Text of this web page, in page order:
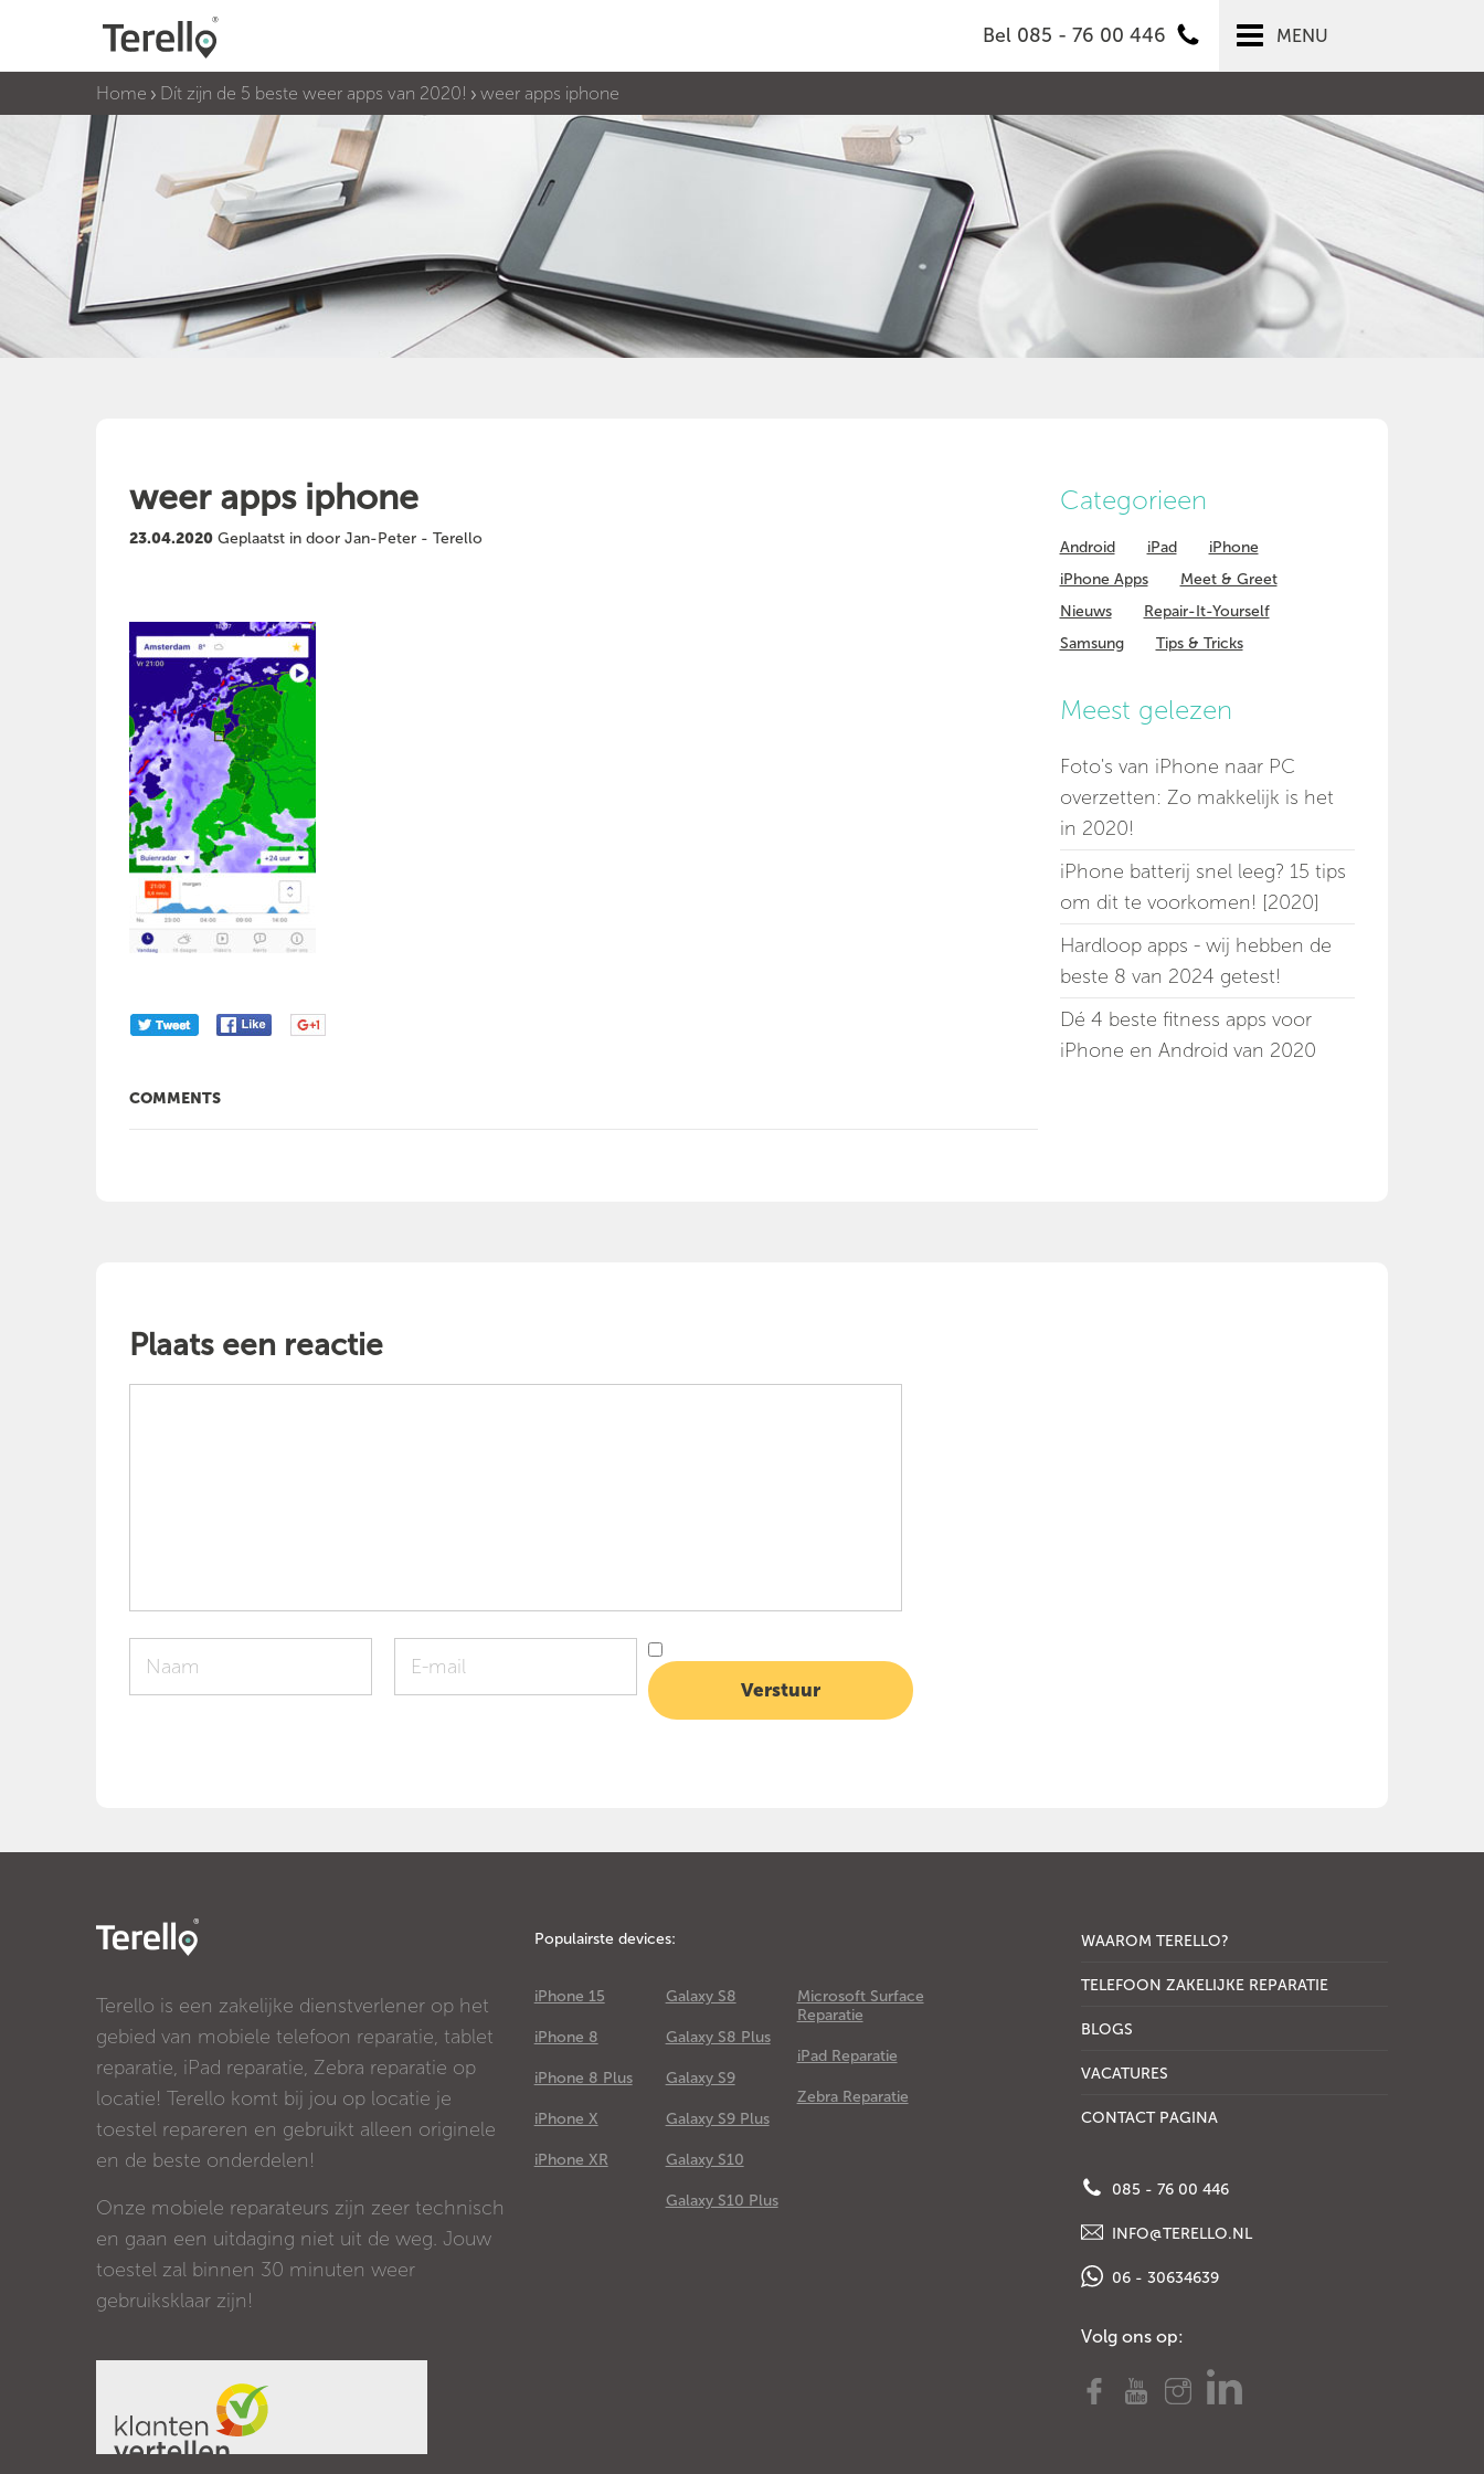
Bel 085 - 76 00 446 MENU
Home Dít zijn de 5 beste weer apps van 2020! weer apps iphone
weer apps iphone
23.04.2020 Geplaatst in door Jan-Peter - Terello
COMMENTS
Categorieen
Android iPad
iPhone
iPhone Apps
Meet & Greet
Nieuws
Repair-It-Yourself
Samsung
Tips & Tricks
Meest gelezen
Foto's van iPhone naar PC
overzetten: Zo makkelijk is het
in 2020!
iPhone batterij snel leeg? 15 tips
om dit te voorkomen! [2020]
Hardloop apps - wij hebben de
beste 8 van 2024 getest!
Dé 4 beste fitness apps voor
iPhone en Android van 2020
Plaats een reactie
Terello is een zakelijke dienstverlener op het
gebied van mobiele telefoon reparatie, tablet
reparatie, iPad reparatie, Zebra reparatie op
locatie! Terello komt bij jou op locatie je
toestel repareren en gebruikt alleen originele
en de beste onderdelen!
Onze mobiele reparateurs zijn zeer technisch
en gaan een uitdaging niet uit de weg. Jouw
toestel zal binnen 30 minuten weer
gebruiksklaar zijn!
Populairste devices:
iPhone 15
iPhone 8
iPhone 8 Plus
iPhone X
iPhone XR
Galaxy S8
Galaxy S8 Plus
Galaxy S9
Galaxy S9 Plus
Galaxy S10
Galaxy S10 Plus
Microsoft Surface
Reparatie
iPad Reparatie
Zebra Reparatie
WAAROM TERELLO?
TELEFOON ZAKELIJKE REPARATIE
BLOGS
VACATURES
CONTACT PAGINA
085 - 76 00 446
INFO@TERELLO.NL
06 - 30634639
Volg ons op: